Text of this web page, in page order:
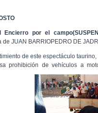
Encierro por el
JUAN BARRIOPEDRO DE
de este espectáculo
prohibición de vehículos a